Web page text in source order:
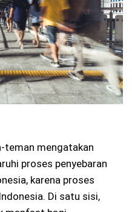
teman mengatakan
proses penyebaran
karena proses
Di satu sisi,